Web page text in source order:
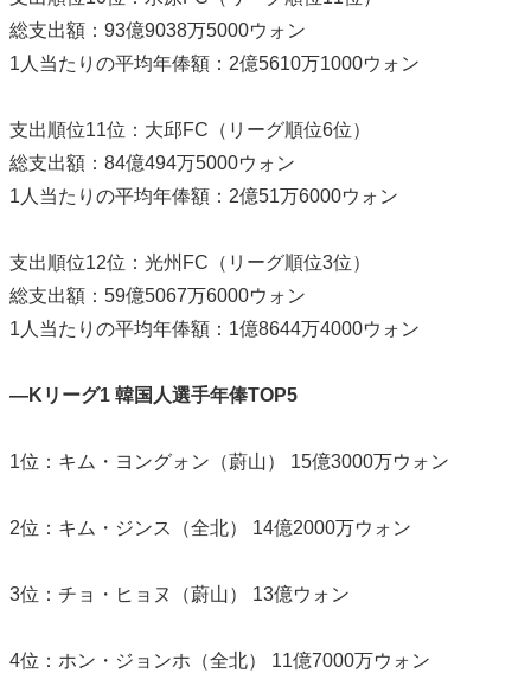
総支出額：93億9038万5000ウォン
1人当たりの平均年俸額：2億5610万1000ウォン
支出順位11位：大邱FC（リーグ順位6位）
総支出額：84億494万5000ウォン
1人当たりの平均年俸額：2億51万6000ウォン
支出順位12位：光州FC（リーグ順位3位）
総支出額：59億5067万6000ウォン
1人当たりの平均年俸額：1億8644万4000ウォン
―Kリーグ1 韓国人選手年俸TOP5
1位：キム・ヨングォン（蔚山） 15億3000万ウォン
2位：キム・ジンス（全北） 14億2000万ウォン
3位：チョ・ヒョヌ（蔚山） 13億ウォン
4位：ホン・ジョンホ（全北） 11億7000万ウォン